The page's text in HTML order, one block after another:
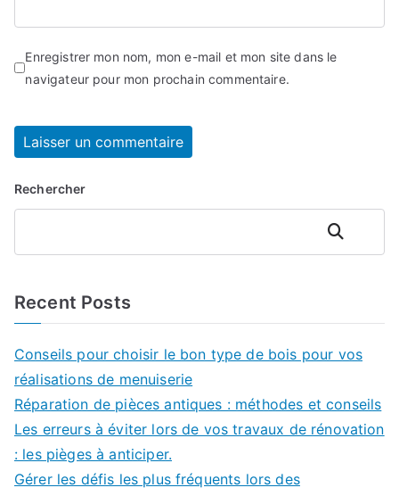
Enregistrer mon nom, mon e-mail et mon site dans le
navigateur pour mon prochain commentaire.
Rechercher
Rechercher
Recent Posts
Conseils pour choisir le bon type de bois pour vos
réalisations de menuiserie
Réparation de pièces antiques : méthodes et conseils
Les erreurs à éviter lors de vos travaux de rénovation
: les pièges à anticiper.
Gérer les défis les plus fréquents lors des